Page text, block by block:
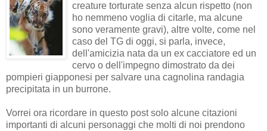
creature torturate senza alcun rispetto (non
ho nemmeno voglia di citarle, ma alcune
sono veramente gravi), altre volte, come nel
caso del TG di oggi, si parla, invece,
dell'amicizia nata da un ex cacciatore ed un
cervo o dell'impegno dimostrato da dei
pompieri giapponesi per salvare una cagnolina randagia
precipitata in un burrone.
Vorrei ora ricordare in questo post solo alcune citazioni
importanti di alcuni personaggi che molti di noi prendono